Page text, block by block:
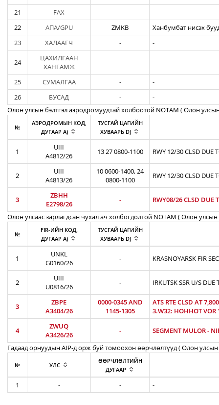
21
FAX -
-
22
АПА/GPU ZMKB
Ханбумбат нисэх
23
ХАЛААГЧ - -
24
ЦАХИЛГААН
ХАНГАМЖ
- -
25 СУМАЛГАА -
-
26
БУСАД -
-
Олон улсын бэлтгэл аэродромуудтай холбоотой NOTAM ( Oлон
№
АЭРОДРОМЫН КОД,
ДУГААР A)
ТУСГАЙ ЦАГИЙН
ХУВААРЬ D)
1
UIII
A4812/26
13 27 0800-1100 RWY 12/30 CLSD DUE
2
UIII
A4813/26
10 0600-1400, 24
0800-1100
RWY 12/30 CLSD DUE
3
ZBHH
E2798/26
-
RWY08/26 CLSD DUE
Олон улсаас зарлагдсан чухал ач холбогдолтой NOTAM ( Олон улсын
№
FIR-ИЙН КОД,
ДУГААР A)
ТУСГАЙ ЦАГИЙН
ХУВААРЬ D)
1
UNKL
G0160/26
- KRASNOYARSK FIR
2
UIII
U0816/26
- IRKUTSK SSR U/S DUE
3
ZBPE
A3404/26
0000-0345 AND
1145-1305
ATS RTE CLSD AT
3.W32: HOHHOT VOR
4
ZWUQ
A3426/26
-
SEGMENT MULOR -
Гадаад орнуудын AIP-д орж буй томоохон өөрчлөлтүүд ( Олон улсын
№ УЛС
ӨӨРЧЛӨЛТИЙН
ДУГААР
1 - - -